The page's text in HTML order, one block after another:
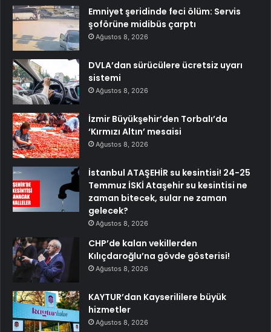
Emniyet şeridinde feci ölüm: Servis
şoförüne midibüs çarptı
Ağustos 8, 2026
DVLA’dan sürücülere ücretsiz uyarı
sistemi
Ağustos 8, 2026
İzmir Büyükşehir’den Torbalı’da
‘Kırmızı Altın’ mesaisi
Ağustos 8, 2026
İstanbul ATAŞEHİR su kesintisi! 24-25
Temmuz İSKİ Ataşehir su kesintisi ne
zaman bitecek, sular ne zaman
gelecek?
Ağustos 8, 2026
CHP’de kalan vekillerden
Kılıçdaroğlu’na gövde gösterisi!
Ağustos 8, 2026
KAYTUR’dan Kayserililere büyük
hizmetler
Ağustos 8, 2026